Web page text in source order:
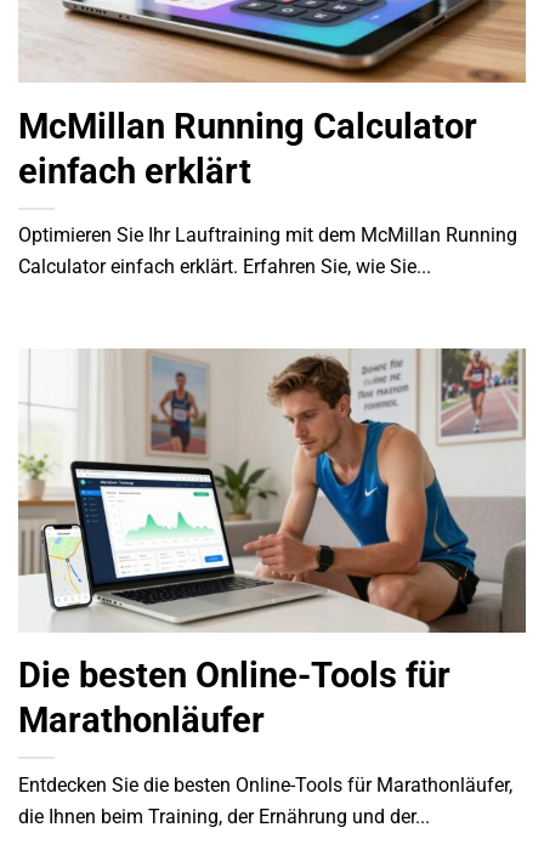
McMillan Running Calculator
einfach erklärt
Optimieren Sie Ihr Lauftraining mit dem McMillan Running
Calculator einfach erklärt. Erfahren Sie, wie Sie...
Die besten Online-Tools für
Marathonläufer
Entdecken Sie die besten Online-Tools für Marathonläufer,
die Ihnen beim Training, der Ernährung und der...